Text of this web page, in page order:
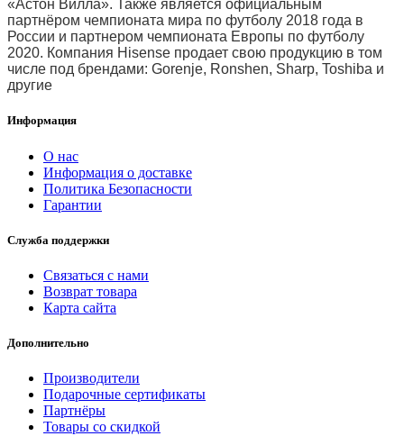
«Астон Вилла». Также является официальным
партнёром чемпионата мира по футболу 2018 года в
России и партнером чемпионата Европы по футболу
2020. Компания Hisense продает свою продукцию в том
числе под брендами: Gorenje, Ronshen, Sharp, Toshiba и
другие
Информация
О нас
Информация о доставке
Политика Безопасности
Гарантии
Служба поддержки
Связаться с нами
Возврат товара
Карта сайта
Дополнительно
Производители
Подарочные сертификаты
Партнёры
Товары со скидкой